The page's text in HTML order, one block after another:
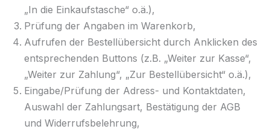
„In die Einkaufstasche“ o.ä.),
Prüfung der Angaben im Warenkorb,
Aufrufen der Bestellübersicht durch Anklicken des
entsprechenden Buttons (z.B. „Weiter zur Kasse“,
„Weiter zur Zahlung“, „Zur Bestellübersicht“ o.ä.),
Eingabe/Prüfung der Adress- und Kontaktdaten,
Auswahl der Zahlungsart, Bestätigung der AGB
und Widerrufsbelehrung,